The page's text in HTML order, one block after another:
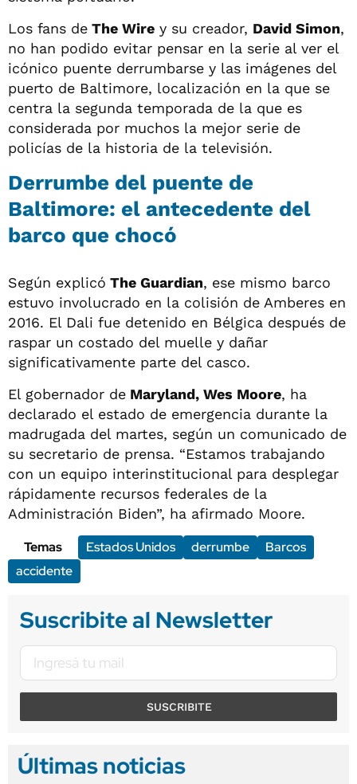
Los fans de The Wire y su creador, David Simon,
no han podido evitar pensar en la serie al ver el
icónico puente derrumbarse y las imágenes del
puerto de Baltimore, localización en la que se
centra la segunda temporada de la que es
considerada por muchos la mejor serie de
policías de la historia de la televisión.
Derrumbe del puente de
Baltimore: el antecedente del
barco que chocó
Según explicó The Guardian, ese mismo barco
estuvo involucrado en la colisión de Amberes en
2016. El Dali fue detenido en Bélgica después de
raspar un costado del muelle y dañar
significativamente parte del casco.
El gobernador de Maryland, Wes Moore, ha
declarado el estado de emergencia durante la
madrugada del martes, según un comunicado de
su secretario de prensa. “Estamos trabajando
con un equipo interinstitucional para desplegar
rápidamente recursos federales de la
Administración Biden”, ha afirmado Moore.
Temas
Estados Unidos derrumbe
Barcos
accidente
Suscribite al Newsletter
SUSCRIBITE
Últimas noticias